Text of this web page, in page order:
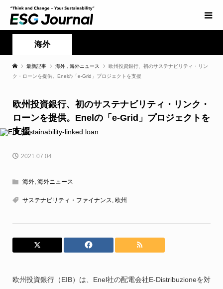
海外
最新記事 海外 海外ニュース
欧州投資銀行、初のサステナビリティ・リン
ク・ローンを提供。Enelの「e-Grid」プロジェクトを支援
欧州投資銀行、初のサステナビリティ・リンク・
ローンを提供。Enelの「e-Grid」プロジェクトを
支援
2021.07.04
海外, 海外ニュース
サステナビリティ・ファイナンス, 欧州
欧州投資銀行（EIB）は、Enel社の配電会社E-Distribuzioneを対